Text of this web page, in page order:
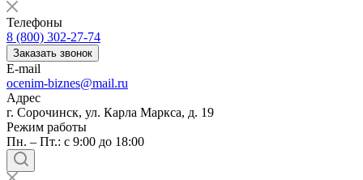
Телефоны
8 (800) 302-27-74
Заказать звонок
E-mail
ocenim-biznes@mail.ru
Адрес
г. Сорочинск, ул. Карла Маркса, д. 19
Режим работы
Пн. – Пт.: с 9:00 до 18:00